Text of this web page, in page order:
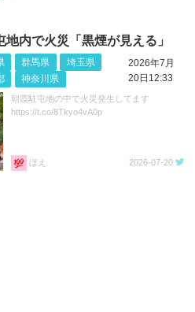
地内で火災「黒煙が見える」
群馬県
埼玉県
神奈川県
2026年7月
20日12:33
朝霞駐屯地の中で火災発生してます
https://t.co/8Tkyo4vA0p
ぼえ 2026-07-20